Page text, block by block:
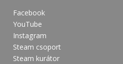
Facebook
YouTube
Instagram
Steam csoport
Steam kurátor